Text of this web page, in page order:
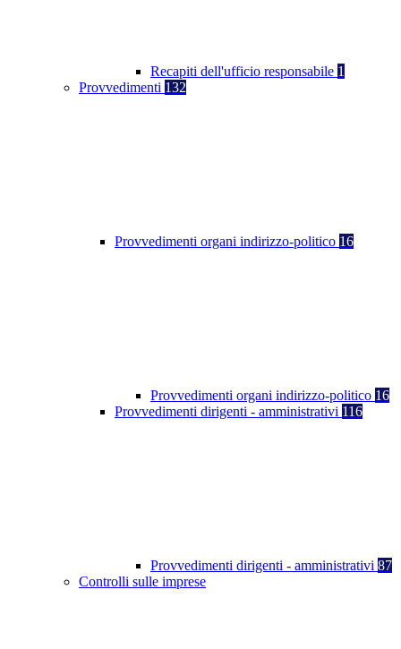
Recapiti dell'ufficio responsabile 1
Provvedimenti 132
Provvedimenti organi indirizzo-politico 16
Provvedimenti organi indirizzo-politico 16
Provvedimenti dirigenti - amministrativi 116
Provvedimenti dirigenti - amministrativi 87
Controlli sulle imprese